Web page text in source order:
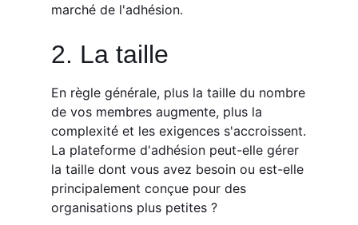
marché de l'adhésion.
2. La taille
En règle générale, plus la taille du nombre
de vos membres augmente, plus la
complexité et les exigences s'accroissent.
La plateforme d'adhésion peut-elle gérer
la taille dont vous avez besoin ou est-elle
principalement conçue pour des
organisations plus petites ?